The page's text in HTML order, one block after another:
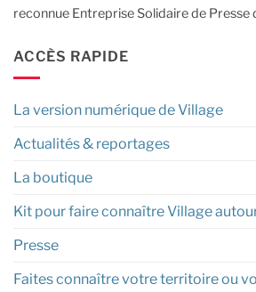
reconnue Entreprise Solidaire de Presse
ACCÈS RAPIDE
La version numérique de Village
Actualités & reportages
La boutique
Kit pour faire connaître Village
Presse
Faites connaître votre territoire ou